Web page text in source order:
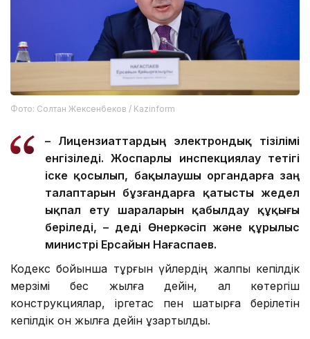
Фото: Солтан Жексенбеков / Kazinform
– Лицензиаттардың электрондық тізілімі
енгізіледі. Жоспарлы инспекциялау тетігі
іске қосылып, бақылаушы органдарға заң
талаптарын бұзғандарға қатысты жедел
ықпал ету шараларын қабылдау құқығы
беріледі, – деді Өнеркәсіп және құрылыс
министрі Ерсайын Нағаспаев.
Кодекс бойынша тұрғын үйлердің жалпы кепілдік
мерзімі бес жылға дейін, ал көтергіш
конструкциялар, іргетас пен шатырға берілетін
кепілдік он жылға дейін ұзартылды.